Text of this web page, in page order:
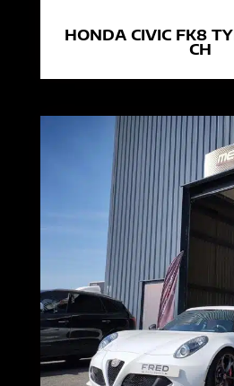
HONDA CIVIC FK8
CH